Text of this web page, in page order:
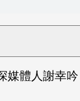
媒體人謝幸